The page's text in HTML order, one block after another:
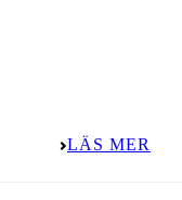
LÄS MER